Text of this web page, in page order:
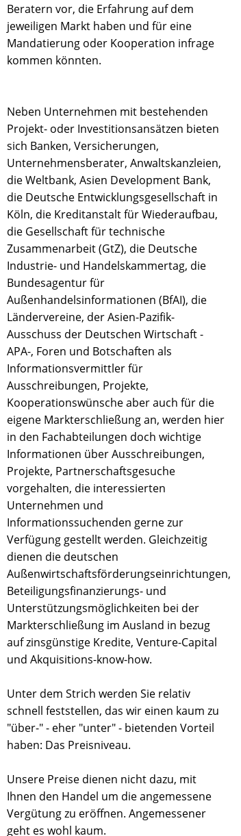
Beratern vor, die Erfahrung auf dem
jeweiligen Markt haben und für eine
Mandatierung oder Kooperation infrage
kommen könnten.
Neben Unternehmen mit bestehenden
Projekt- oder Investitionsansätzen bieten
sich Banken, Versicherungen,
Unternehmensberater, Anwaltskanzleien,
die Weltbank, Asien Development Bank,
die Deutsche Entwicklungsgesellschaft in
Köln, die Kreditanstalt für Wiederaufbau,
die Gesellschaft für technische
Zusammenarbeit (GtZ), die Deutsche
Industrie- und Handelskammertag, die
Bundesagentur für
Außenhandelsinformationen (BfAI), die
Ländervereine, der Asien-Pazifik-
Ausschuss der Deutschen Wirtschaft -
APA-, Foren und Botschaften als
Informationsvermittler für
Ausschreibungen, Projekte,
Kooperationswünsche aber auch für die
eigene Markterschließung an, werden hier
in den Fachabteilungen doch wichtige
Informationen über Ausschreibungen,
Projekte, Partnerschaftsgesuche
vorgehalten, die interessierten
Unternehmen und
Informationssuchenden gerne zur
Verfügung gestellt werden. Gleichzeitig
dienen die deutschen
Außenwirtschaftsförderungseinrichtungen,
Beteiligungsfinanzierungs- und
Unterstützungsmöglichkeiten bei der
Markterschließung im Ausland in bezug
auf zinsgünstige Kredite, Venture-Capital
und Akquisitions-know-how.
Unter dem Strich werden Sie relativ
schnell feststellen, das wir einen kaum zu
"über-" - eher "unter" - bietenden Vorteil
haben: Das Preisniveau.
Unsere Preise dienen nicht dazu, mit
Ihnen den Handel um die angemessene
Vergütung zu eröffnen. Angemessener
geht es wohl kaum.